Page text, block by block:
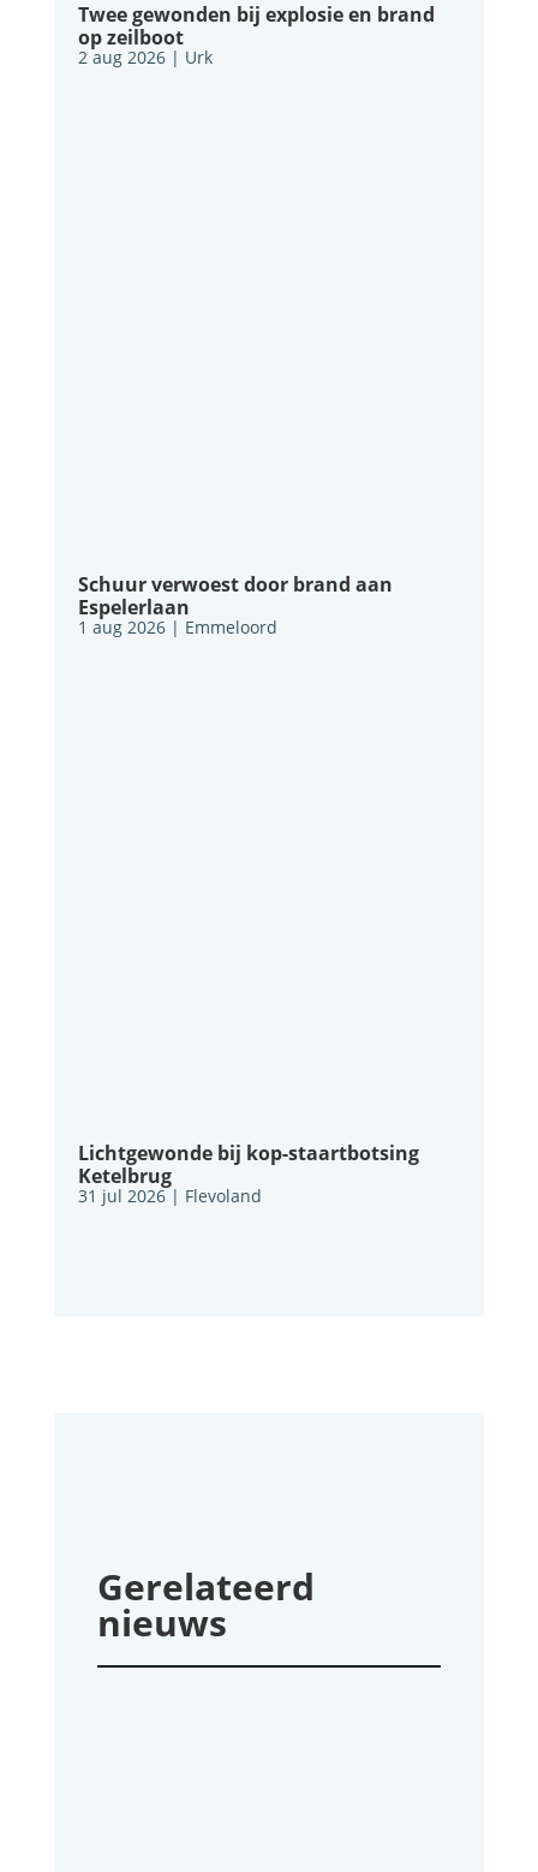
Twee gewonden bij explosie en brand
op zeilboot
2 aug 2026| Urk
Schuur verwoest door brand aan
Espelerlaan
1 aug 2026| Emmeloord
Lichtgewonde bij kop-staartbotsing
Ketelbrug
31 jul 2026| Flevoland
Gerelateerd
nieuws